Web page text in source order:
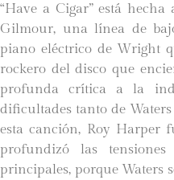
“Have a Cigar” está
Gilmour, una línea de
piano eléctrico de Wright
rockero del disco que
profunda crítica a la
dificultades tanto de
esta canción, Roy Harper
profundizó las
principales, porque Waters